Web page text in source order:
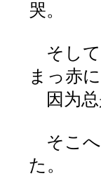
哭。
そして
まっ赤
因为总
そこへ
た。